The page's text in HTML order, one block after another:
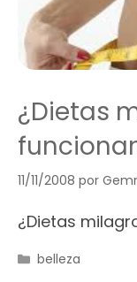
¿Dietas
11/11/2008 por
¿Dietas
Categorías
belleza